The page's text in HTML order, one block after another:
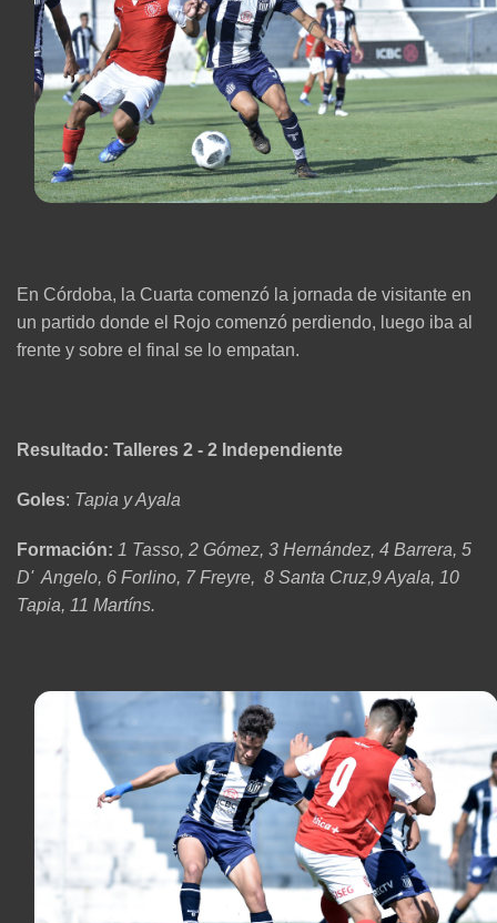
En Córdoba, la Cuarta comenzó la jornada de visitante en
un partido donde el Rojo comenzó perdiendo, luego iba al
frente y sobre el final se lo empatan.
Resultado: Talleres 2 - 2 Independiente
Goles: Tapia y Ayala
Formación: 1 Tasso, 2 Gómez, 3 Hernández, 4 Barrera, 5
D' Angelo, 6 Forlino, 7 Freyre, 8 Santa Cruz,9 Ayala, 10
Tapia, 11 Martíns.